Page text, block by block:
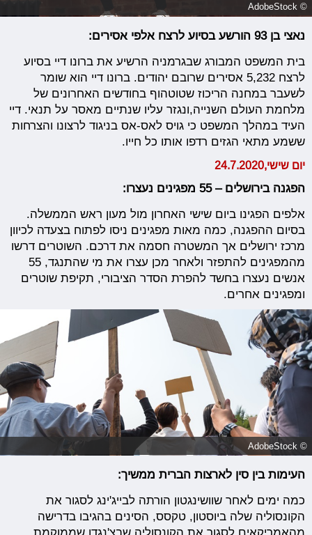
© AdobeStock
נאצי בן 93 הורשע בסיוע לרצח אלפי אסירים:
בית המשפט המבורג שבגרמניה הרשיע את ברונו דיי בסיוע
לרצח 5,232 אסירים שרובם יהודים. ברונו דיי הוא שומר
לשעבר במחנה הריכוז שטוטהוף בחודשים האחרונים של
מלחמת העולם השנייה,ונגזר עליו שנתיים מאסר על תנאי. דיי
העיד במהלך המשפט כי גויס לאס-אס בניגוד לרצונו והצרחות
ששמע מתאי הגזים רדפו אותו כל חייו.
יום שישי,24.7.2020
הפגנה בירושלים – 55 מפגינים נעצרו:
אלפים הפגינו ביום שישי האחרון מול מעון ראש הממשלה.
בסיום ההפגנה, כמה מאות מפגינים ניסו לפתוח בצעדה לכיוון
מרכז ירושלים אך המשטרה חסמה את דרכם. השוטרים דרשו
מהמפגינים להתפזר ולאחר מכן עצרו את מי שהתנגד, 55
אנשים נעצרו בחשד להפרת הסדר הציבורי, תקיפת שוטרים
ומפגינים אחרים.
© AdobeStock
העימות בין סין לארצות הברית ממשיך:
כמה ימים לאחר שוושינגטון הורתה לבייג'ינג לסגור את
הקונסוליה שלה ביוסטון, טקסס, הסינים בהגיבו בדרישה